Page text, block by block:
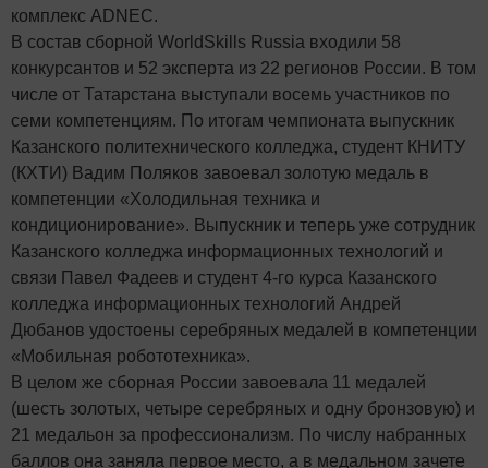
комплекс ADNEC.
В состав сборной WorldSkills Russia входили 58
конкурсантов и 52 эксперта из 22 регионов России. В том
числе от Татарстана выступали восемь участников по
семи компетенциям. По итогам чемпионата выпускник
Казанского политехнического колледжа, студент КНИТУ
(КХТИ) Вадим Поляков завоевал золотую медаль в
компетенции «Холодильная техника и
кондиционирование». Выпускник и теперь уже сотрудник
Казанского колледжа информационных технологий и
связи Павел Фадеев и студент 4-го курса Казанского
колледжа информационных технологий Андрей
Дюбанов удостоены серебряных медалей в компетенции
«Мобильная робототехника».
В целом же сборная России завоевала 11 медалей
(шесть золотых, четыре серебряных и одну бронзовую) и
21 медальон за профессионализм. По числу набранных
баллов она заняла первое место, а в медальном зачете